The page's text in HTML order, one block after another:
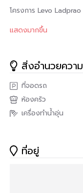
โครงการ Levo
https://
ตามผนังและวัสดุที่แวววา
คิ้วบัวที่ความรู้สึกเหมือน
✅รายละเอียดห้อง
• พื้นที่ใช้สอยกว้าง 33.25
• 1 ห้องน้ำ
แสดงมากขึ้น
สิ่งอำนวยควา
ที่จอดรถ
ห้องครัว
เครื่องทำน้ำอุ่น
ที่อยู่